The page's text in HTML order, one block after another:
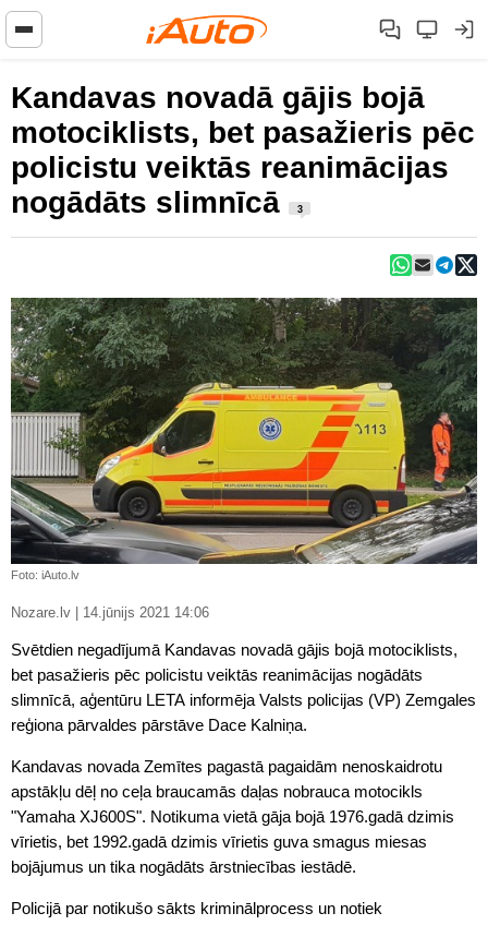
Kandavas novadā gājis bojā
motociklists, bet pasažieris pēc
policistu veiktās reanimācijas
nogādāts slimnīcā
3
Foto: iAuto.lv
Nozare.lv | 14.jūnijs 2021 14:06
Svētdien negadījumā Kandavas novadā gājis bojā motociklists,
bet pasažieris pēc policistu veiktās reanimācijas nogādāts
slimnīcā, aģentūru LETA informēja Valsts policijas (VP) Zemgales
reģiona pārvaldes pārstāve Dace Kalniņa.
Kandavas novada Zemītes pagastā pagaidām nenoskaidrotu
apstākļu dēļ no ceļa braucamās daļas nobrauca motocikls
"Yamaha XJ600S". Notikuma vietā gāja bojā 1976.gadā dzimis
vīrietis, bet 1992.gadā dzimis vīrietis guva smagus miesas
bojājumus un tika nogādāts ārstniecības iestādē.
Policijā par notikušo sākts kriminālprocess un notiek